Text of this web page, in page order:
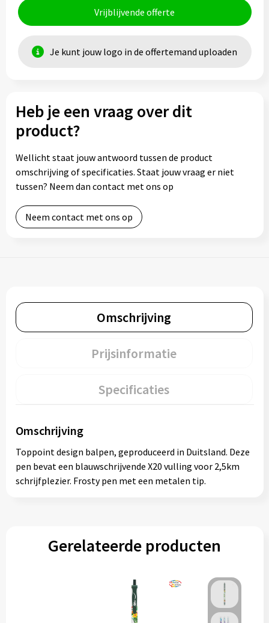
Vrijblijvende offerte
Je kunt jouw logo in de offertemand uploaden
Heb je een vraag over dit
product?
Wellicht staat jouw antwoord tussen de product
omschrijving of specificaties. Staat jouw vraag er niet
tussen? Neem dan contact met ons op
Neem contact met ons op
Omschrijving
Prijsinformatie
Specificaties
Omschrijving
Toppoint design balpen, geproduceerd in Duitsland. Deze
pen bevat een blauwschrijvende X20 vulling voor 2,5km
schrijfplezier. Frosty pen met een metalen tip.
Gerelateerde producten